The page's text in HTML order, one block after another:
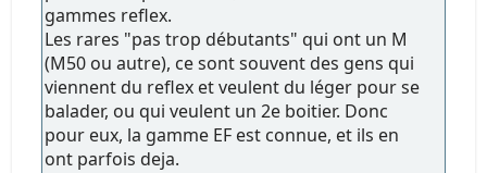
gammes reflex.
Les rares "pas trop débutants" qui ont un M
(M50 ou autre), ce sont souvent des gens qui
viennent du reflex et veulent du léger pour se
balader, ou qui veulent un 2e boitier. Donc
pour eux, la gamme EF est connue, et ils en
ont parfois deja.